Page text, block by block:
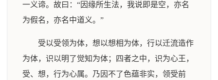
一义谛。故曰：“因缘所生法，我说即是空，亦名
为假名，亦名中道义。”
受以受领为体，想以想相为体，行以迁流造作
为体，识以明了觉知为体；四者之中，识为心王，
受、想，行为心属。乃因不了色蕴非实，领受前